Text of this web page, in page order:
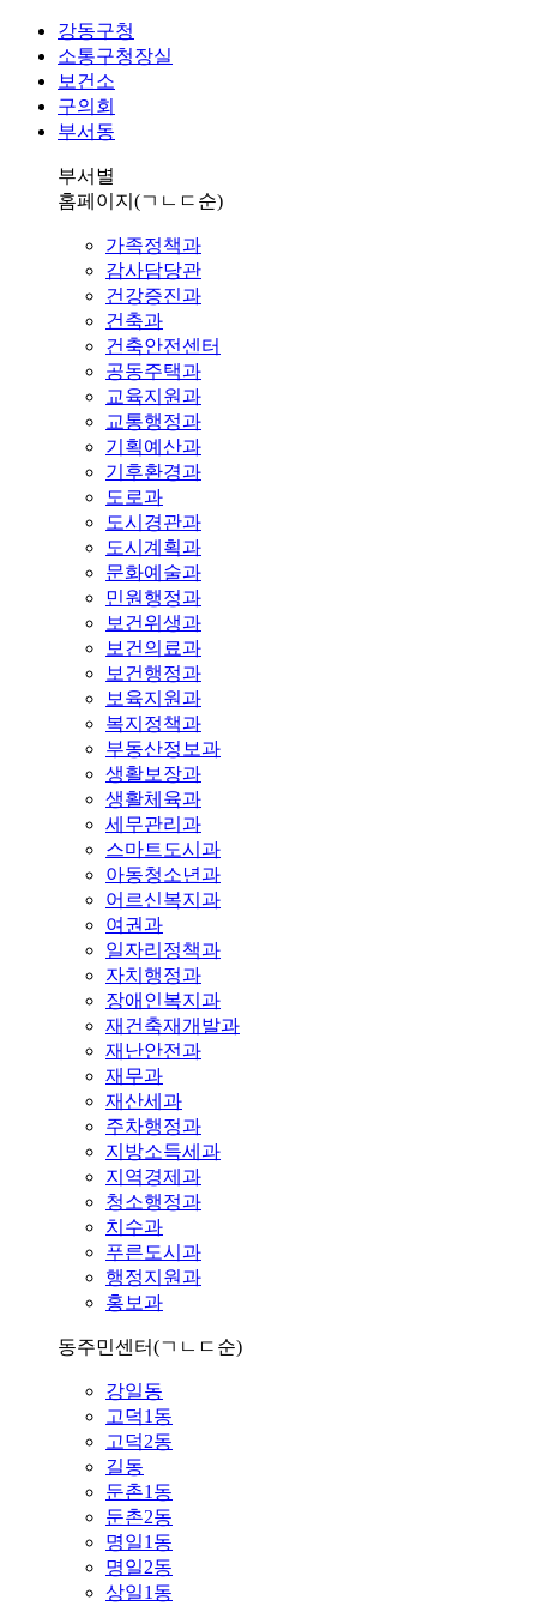
강동구청
소통구청장실
보건소
구의회
부서동
부서별
홈페이지 (ㄱㄴㄷ순)
가족정책과
감사담당관
건강증진과
건축과
건축안전센터
공동주택과
교육지원과
교통행정과
기획예산과
기후환경과
도로과
도시경관과
도시계획과
문화예술과
민원행정과
보건위생과
보건의료과
보건행정과
보육지원과
복지정책과
부동산정보과
생활보장과
생활체육과
세무관리과
스마트도시과
아동청소년과
어르신복지과
여권과
일자리정책과
자치행정과
장애인복지과
재건축재개발과
재난안전과
재무과
재산세과
주차행정과
지방소득세과
지역경제과
청소행정과
치수과
푸른도시과
행정지원과
홍보과
동주민센터(ㄱㄴㄷ순)
강일동
고덕1동
고덕2동
길동
둔촌1동
둔촌2동
명일1동
명일2동
상일1동